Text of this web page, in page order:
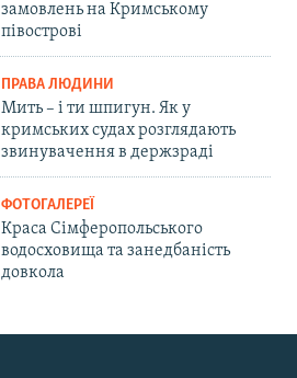
замовлень на Кримському
півострові
ПРАВА ЛЮДИНИ
Мить – і ти шпигун. Як у
кримських судах розглядають
звинувачення в держзраді
ФОТОГАЛЕРЕЇ
Краса Сімферопольського
водосховища та занедбаність
довкола